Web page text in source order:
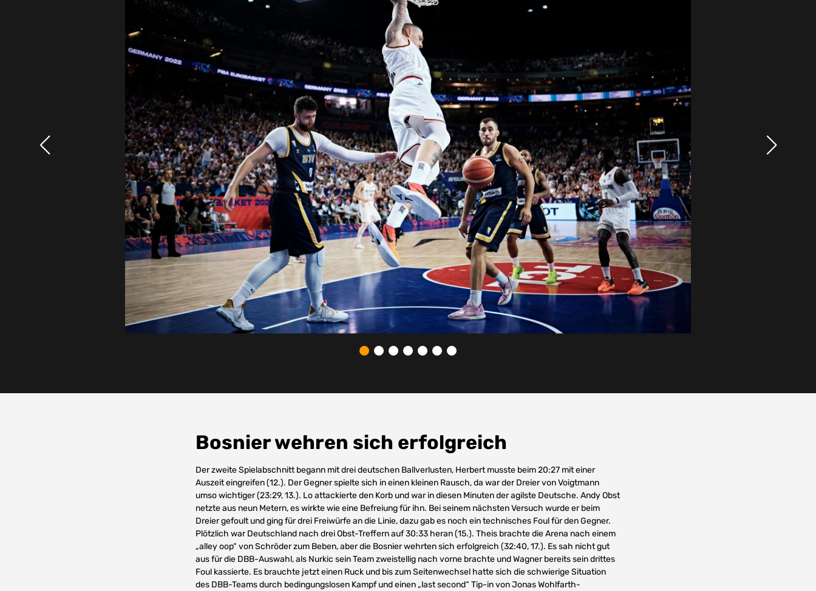
Bosnier wehren sich erfolgreich
Der zweite Spielabschnitt begann mit drei deutschen Ballverlusten, Herbert musste beim 20:27 mit einer
Auszeit eingreifen (12.). Der Gegner spielte sich in einen kleinen Rausch, da war der Dreier von Voigtmann
umso wichtiger (23:29, 13.). Lo attackierte den Korb und war in diesen Minuten der agilste Deutsche. Andy Obst
netzte aus neun Metern, es wirkte wie eine Befreiung für ihn. Bei seinem nächsten Versuch wurde er beim
Dreier gefoult und ging für drei Freiwürfe an die Linie, dazu gab es noch ein technisches Foul für den Gegner.
Plötzlich war Deutschland nach drei Obst-Treffern auf 30:33 heran (15.). Theis brachte die Arena nach einem
„alley oop“ von Schröder zum Beben, aber die Bosnier wehrten sich erfolgreich (32:40, 17.). Es sah nicht gut
aus für die DBB-Auswahl, als Nurkic sein Team zweistellig nach vorne brachte und Wagner bereits sein drittes
Foul kassierte. Es brauchte jetzt einen Ruck und bis zum Seitenwechsel hatte sich die schwierige Situation
des DBB-Teams durch bedingungslosen Kampf und einen „last second“ Tip-in von Jonas Wohlfarth-